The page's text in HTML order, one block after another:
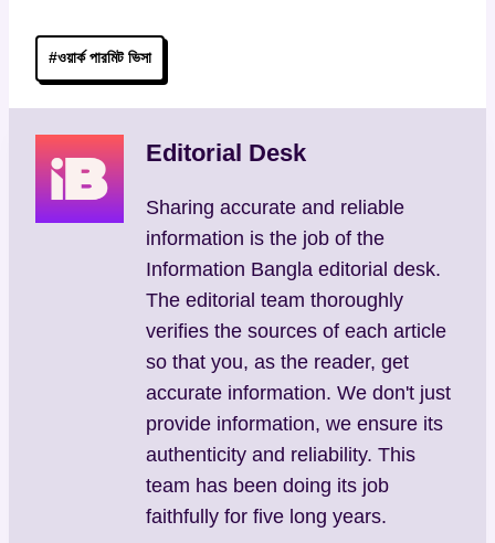
Post
Tags:
#ওয়ার্ক পারমিট ভিসা
Editorial Desk
Sharing accurate and reliable
information is the job of the
Information Bangla editorial desk.
The editorial team thoroughly
verifies the sources of each article
so that you, as the reader, get
accurate information. We don't just
provide information, we ensure its
authenticity and reliability. This
team has been doing its job
faithfully for five long years.